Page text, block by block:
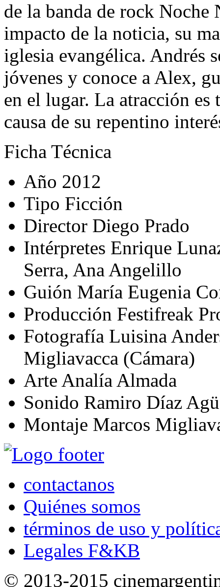
de la banda de rock Noche
impacto de la noticia, su
iglesia evangélica. Andrés
jóvenes y conoce a Alex,
en el lugar. La atracción es
causa de su repentino
Ficha Técnica
Año 2012
Tipo Ficción
Director Diego Prado
Intérpretes Enrique
Serra, Ana Angelillo
Guión María Eugenia
Producción Festifreak
Fotografía Luisina
Migliavacca (Cámara)
Arte Analía Almada
Sonido Ramiro Díaz
Montaje Marcos
contactanos
Quiénes somos
términos de uso y
Legales F&KB
© 2013-2015